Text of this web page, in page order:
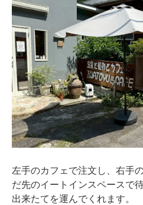
左手のカフェで注文し、右手
だ先のイートインスペースで
出来たてを運んでくれます。